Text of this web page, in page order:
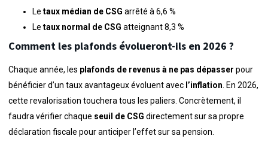
Le taux médian de CSG arrêté à 6,6 %
Le taux normal de CSG atteignant 8,3 %
Comment les plafonds évolueront-ils en 2026 ?
Chaque année, les plafonds de revenus à ne pas dépasser pour
bénéficier d’un taux avantageux évoluent avec l’inflation. En 2026,
cette revalorisation touchera tous les paliers. Concrètement, il
faudra vérifier chaque seuil de CSG directement sur sa propre
déclaration fiscale pour anticiper l’effet sur sa pension.